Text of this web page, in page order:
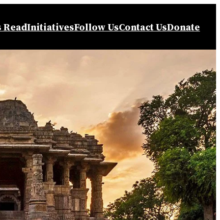
ReadInitiativesFollow UsContact UsDonate